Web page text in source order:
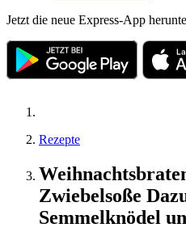
Jetzt die neue Express-App
Rezepte
Zwiebelsoße
Semmelknödel